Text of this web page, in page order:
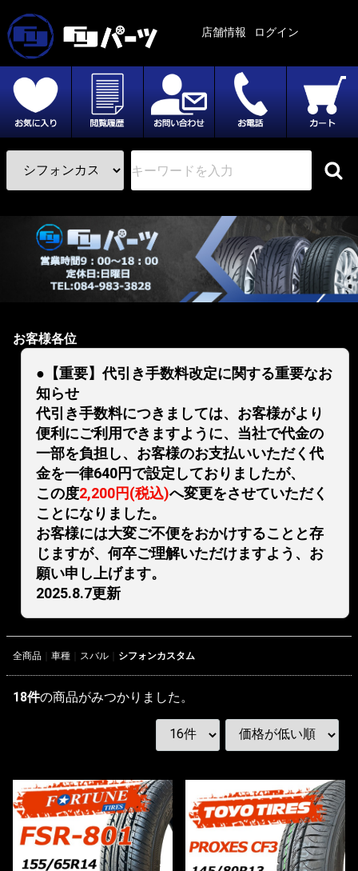
店舗情報 ログイン
お客様各位
●【重要】代引き手数料改定に関する重要なお
知らせ
代引き手数料につきましては、お客様がより
便利にご利用できますように、当社で代金の
一部を負担し、お客様のお支払いいただく代
金を一律640円で設定しておりましたが、
この度2,200円(税込)へ変更をさせていただく
ことになりました。
お客様には大変ご不便をおかけすることと存
じますが、何卒ご理解いただけますよう、お
願い申し上げます。
2025.8.7更新
全商品 車種 スバル シフォンカスタム
18件の商品がみつかりました。